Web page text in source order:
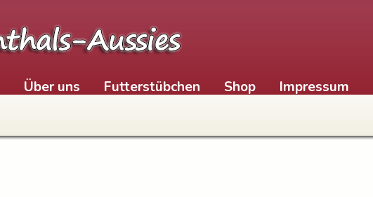
Über uns Futterstübchen Shop Impressum